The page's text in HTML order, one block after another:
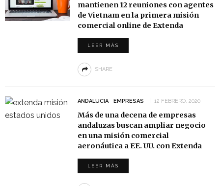
mantienen 12 reuniones con agentes
de Vietnam en la primera misión
comercial online de Extenda
LEER MÁS
SHARE
ANDALUCIA EMPRESAS 12 FEBRERO, 2020
Más de una decena de empresas
andaluzas buscan ampliar negocio
en una misión comercial
aeronáutica a EE. UU. con Extenda
LEER MÁS